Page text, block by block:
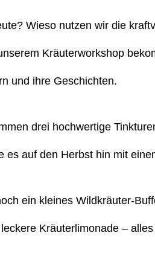
Wieso nutzen wir die
Kräuterworkshop
und ihre Geschichten.
drei hochwertige
es auf den Herbst hin mit
ein kleines Wildkräuter-
Kräuterlimonade –